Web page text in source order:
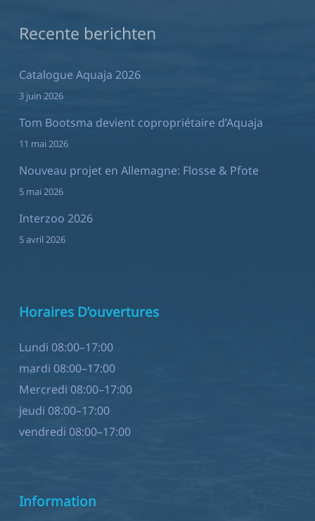
Recente berichten
Catalogue Aquaja 2026
3 juin 2026
Tom Bootsma devient copropriétaire d’Aquaja
11 mai 2026
Nouveau projet en Allemagne: Flosse & Pfote
5 mai 2026
Interzoo 2026
5 avril 2026
Horaires D’ouvertures
Lundi 08:00–17:00
mardi 08:00–17:00
Mercredi 08:00–17:00
jeudi 08:00–17:00
vendredi 08:00–17:00
Information